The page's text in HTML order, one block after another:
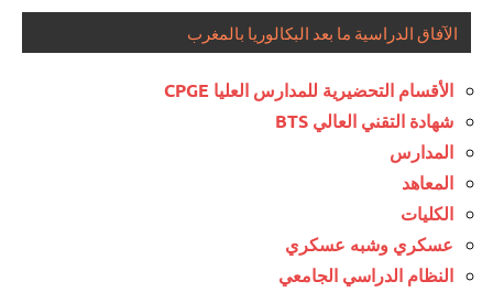
الآفاق الدراسية ما بعد البكالوريا بالمغرب
الأقسام التحضيرية للمدارس العليا CPGE
شهادة التقني العالي BTS
المدارس
المعاهد
الكليات
عسكري وشبه عسكري
النظام الدراسي الجامعي